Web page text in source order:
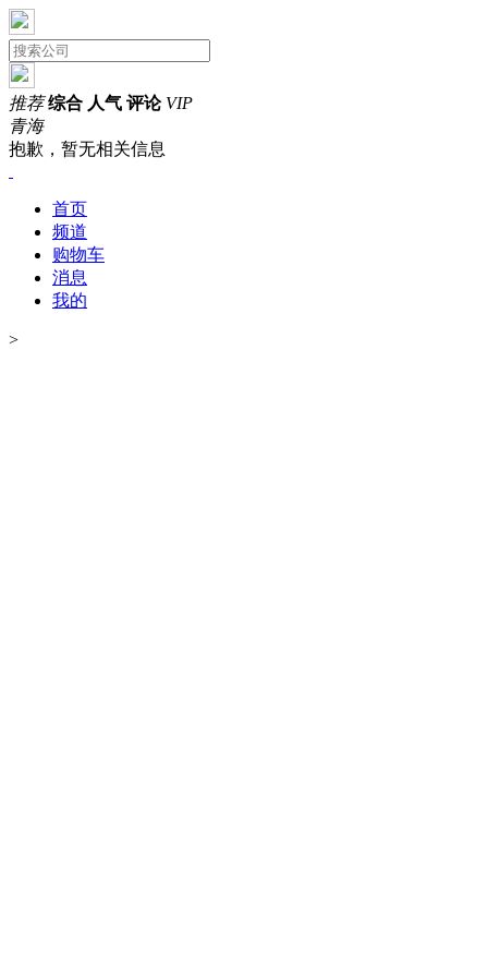
推荐 综合 人气 评论 VIP
青海
抱歉，暂无相关信息
首页
频道
购物车
消息
我的
>